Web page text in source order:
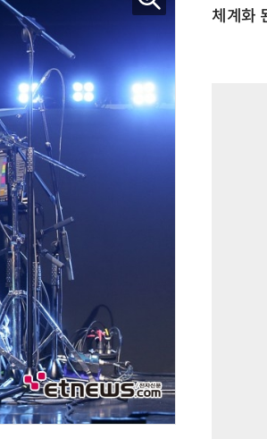
AI 시대의 옵저버빌리티: GPU·LLM 모니터링부터 AI 기반 장애 대응까지